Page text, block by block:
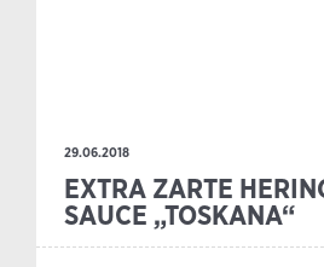
29.06.2018
EXTRA ZARTE
SAUCE „TOSKANA“